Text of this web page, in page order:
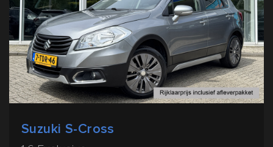
Suzuki S-Cross